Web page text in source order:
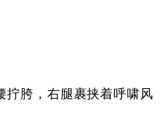
拧胯，右腿裹挟着呼啸风